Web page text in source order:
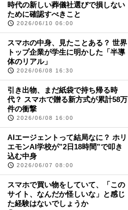
時代の新しい葬儀社選びで損しない
ために確認すべきこと
2026/06/10 06:00
スマホの中身、見たことある？ 世界
トップ企業が学生に明かした「半導
体のリアル」
2026/06/08 16:30
引き出物、まだ紙袋で持ち帰る時
代？ スマホで贈る新方式が累計58万
件の衝撃
2026/06/08 16:00
AIエージェントって結局なに？ ホリ
エモンAI学校が”2日18時間”で叩き
込む中身
2026/06/07 08:00
スマホで買い物をしていて、「この
サイト、なんだか怪しいな」と感じ
た経験はないでしょうか